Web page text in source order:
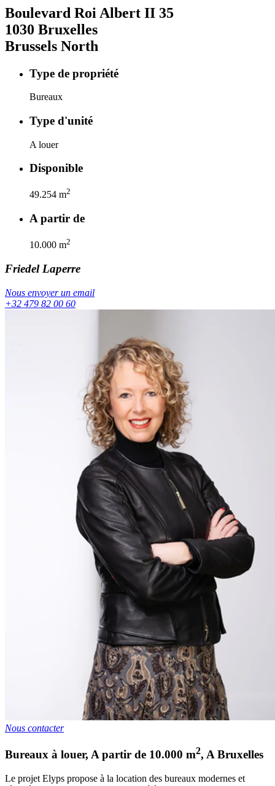
Boulevard Roi Albert II 35
1030 Bruxelles
Brussels North
Type de propriété
Bureaux
Type d'unité
A louer
Disponible
49.254 m2
A partir de
10.000 m2
Friedel Laperre
Nous envoyer un email
+32 479 82 00 60
Nous contacter
Bureaux à louer, A partir de 10.000 m2, A Bruxelles
Le projet Elyps propose à la location des bureaux modernes et